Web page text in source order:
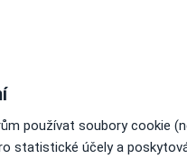
používat soubory cookie
statistické účely a